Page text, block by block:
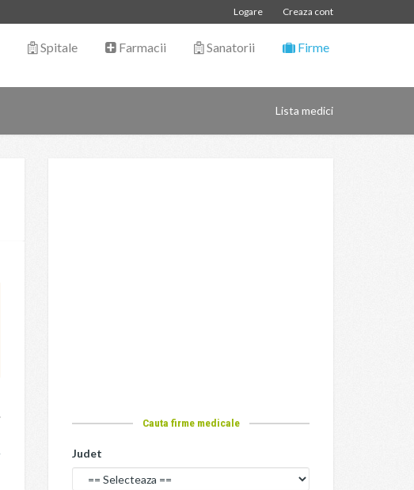
Creaza cont
Logare
Spitale Farmacii Sanatorii Firme
Lista medici
Cauta firme medicale
Judet